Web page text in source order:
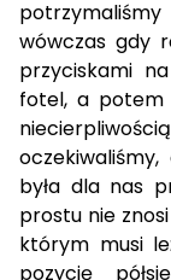
wówczas gdy
przyciskami
fotel, a potem
była dla nas
prostu nie
którym musi
pozycję